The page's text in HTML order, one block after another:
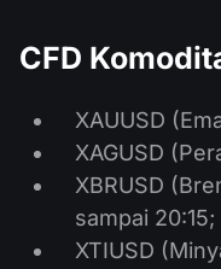
CFD
XAUUSD
XAGUSD
XBRUSD
sampai 20:15;
XTIUSD